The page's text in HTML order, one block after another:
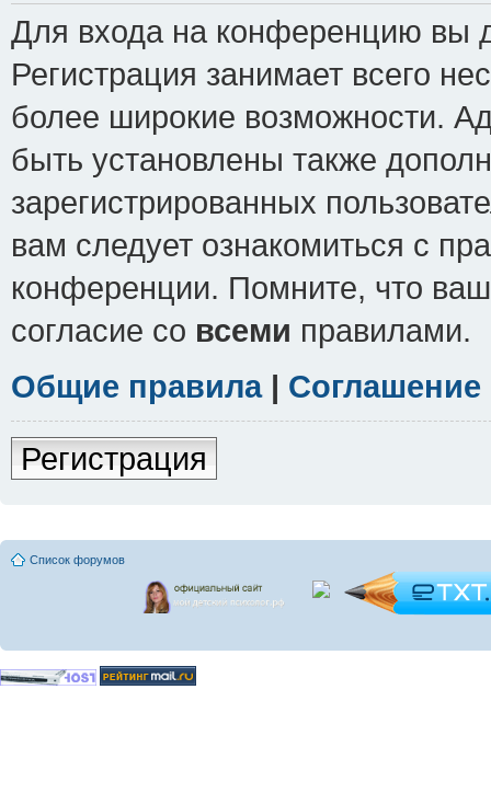
Для входа на конференцию вы
Регистрация занимает всего
более широкие возможности.
быть установлены также
зарегистрированных
вам следует ознакомиться с
конференции. Помните, что
согласие со всеми правилами.
Общие правила|
Регистрация
Список форумов